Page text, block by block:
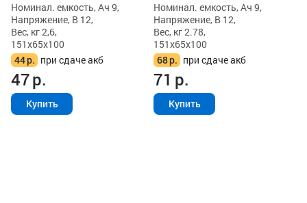
Номинал. емкость, Ач 9,
Напряжение, В 12,
Вес, кг 2,6,
151x65x100
44р. при сдаче акб
47р.
Купить
Номинал. емкость, Ач 9,
Напряжение, В 12,
Вес, кг 2.78,
151x65x100
68р. при сдаче акб
71 р.
Купить